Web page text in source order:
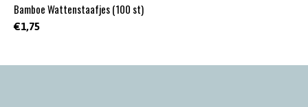
Bamboe Wattenstaafjes (100 st)
€1,75